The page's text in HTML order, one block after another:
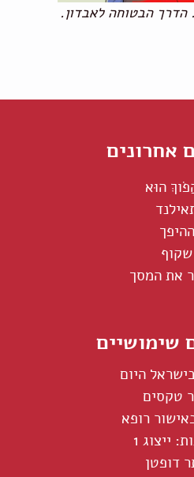
הבטוחה לאבדון.
אחרונים
הוּא
ההיפך
שקוף
את המסך
שימושיים
היום
טקסים
רופא
ייצוג 1
דופטן